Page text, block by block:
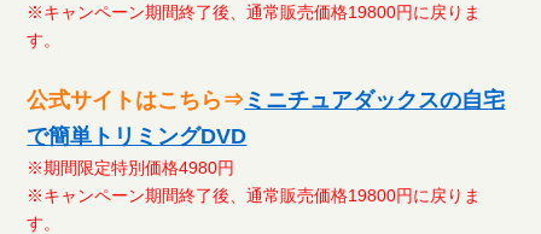
※キャンペーン期間終了後、通常販売価格19800円に戻りま
す。
公式サイトはこちら⇒ ミニチュアダックスの自宅
で簡単トリミングDVD
※期間限定特別価格4980円
※キャンペーン期間終了後、通常販売価格19800円に戻りま
す。